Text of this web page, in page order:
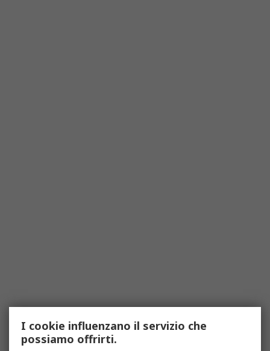
I cookie influenzano il servizio che
possiamo offrirti.